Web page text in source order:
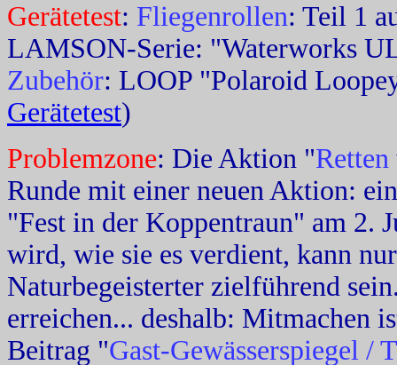
Gerätetest: Fliegenrollen: Teil 1
LAMSON-Serie: "Waterworks
Zubehör: LOOP "Polaroid
Gerätetest)
Problemzone: Die Aktion "
Runde mit einer neuen Aktion:
"Fest in der Koppentraun" am 2.
wird, wie sie es verdient, kann
Naturbegeisterter zielführend
erreichen... deshalb: Mitmachen
Beitrag "Gast-Gewässerspiegel /